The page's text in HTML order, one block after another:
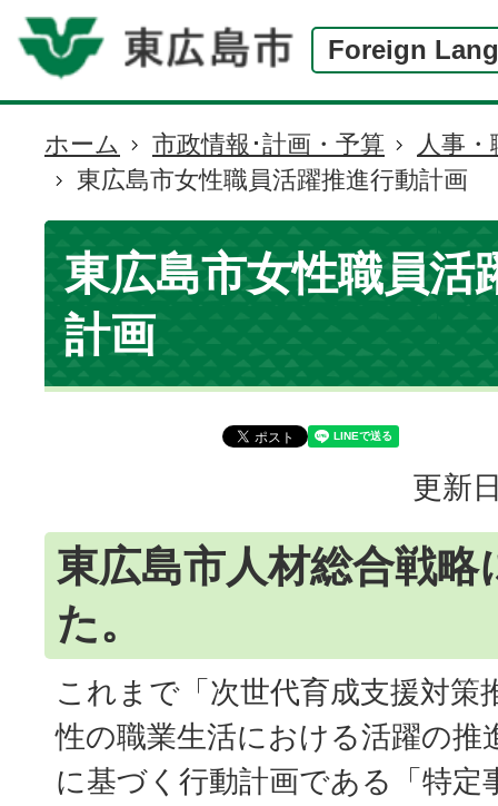
Foreign
現
在
の
位
置
ホーム 市政情報･計画・予算
人事
東広島市女性職員活躍推進行動計画
東広島市女性職員活
計画
更新
東広島市人材総合戦略
た。
これまで「次世代育成支援対策
性の職業生活における活躍の推
に基づく行動計画である「特定